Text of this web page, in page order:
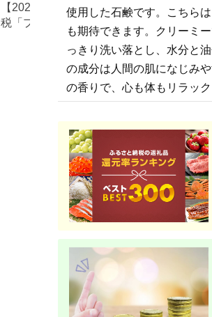
【2026年最新】ふるさと納
税「プロテイン」の還元率
【2026
グ｜美
キンケ
使用した石鹸です。こちら
も期待できます。クリーミ
っきり洗い落とし、水分と
の成分は人間の肌になじみ
の香りで、心も体もリラック